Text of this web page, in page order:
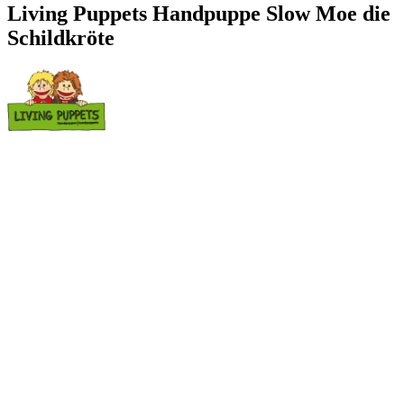
Living Puppets Handpuppe Slow Moe die
Schildkröte